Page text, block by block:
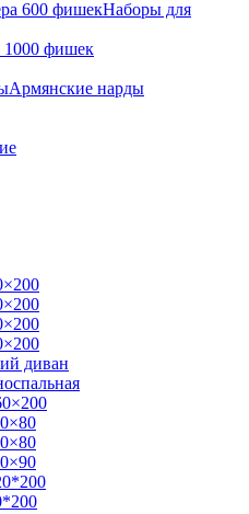
Наборы для
1000 фишек
Армянские нарды
диван